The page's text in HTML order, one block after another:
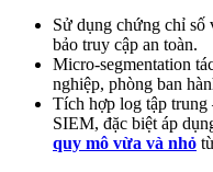
Sử dụng chứng chỉ số
bảo truy cập an toàn.
Micro-segmentation
nghiệp, phòng ban
Tích hợp log tập trung
SIEM, đặc biệt áp
quy mô vừa và nhỏ